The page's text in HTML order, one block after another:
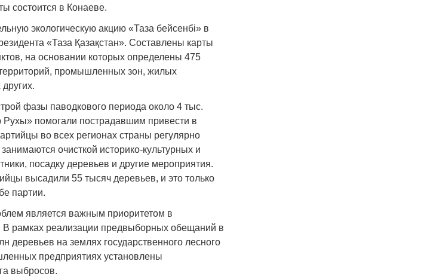
состоится в Конаеве.
экологическую акцию «Таза бейсенбі» в
«Таза Қазақстан». Составлены карты
на основании которых определены 475
промышленных зон, жилых
фазы паводкового периода около 4 тыс.
помогали пострадавшим привести в
во всех регионах страны регулярно
очисткой историко-культурных и
посадку деревьев и другие мероприятия.
высадили 55 тысяч деревьев, и это только
партии.
является важным приоритетом в
рамках реализации предвыборных обещаний в
деревьев на землях государственного лесного
предприятиях установлены
выбросов.